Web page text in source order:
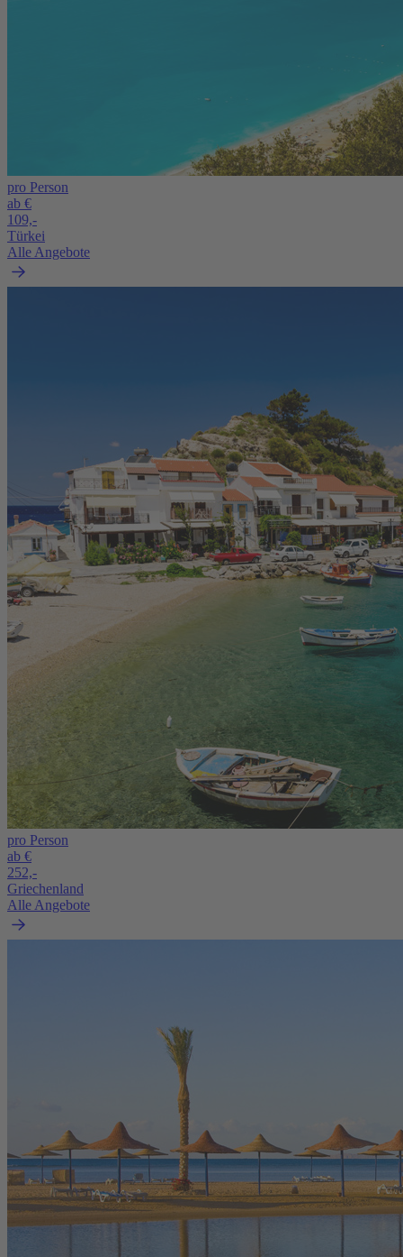
pro Person
ab €
109,-
Türkei
Alle Angebote
pro Person
ab €
252,-
Griechenland
Alle Angebote